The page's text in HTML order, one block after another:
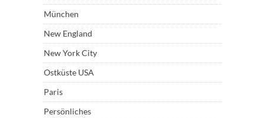
München
New England
New York City
Ostküste USA
Paris
Persönliches